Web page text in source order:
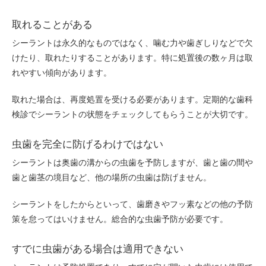
取れることがある
シーラントは永久的なものではなく、噛む力や歯ぎしりなどで欠
けたり、取れたりすることがあります。特に処置後の数ヶ月は取
れやすい傾向があります。
取れた場合は、再度処置を受ける必要があります。定期的な歯科
検診でシーラントの状態をチェックしてもらうことが大切です。
虫歯を完全に防げるわけではない
シーラントは奥歯の溝からの虫歯を予防しますが、歯と歯の間や
歯と歯茎の境目など、他の場所の虫歯は防げません。
シーラントをしたからといって、歯磨きやフッ素などの他の予防
策を怠ってはいけません。総合的な虫歯予防が必要です。
すでに虫歯がある場合は適用できない